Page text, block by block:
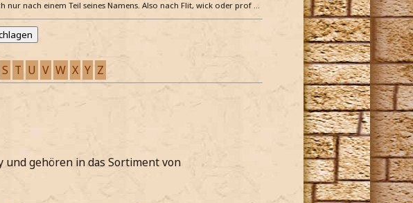
nach einem Teil seines Namens. Also nach Flit, wick oder prof …
S T U V W X Y Z
und gehören in das Sortiment von